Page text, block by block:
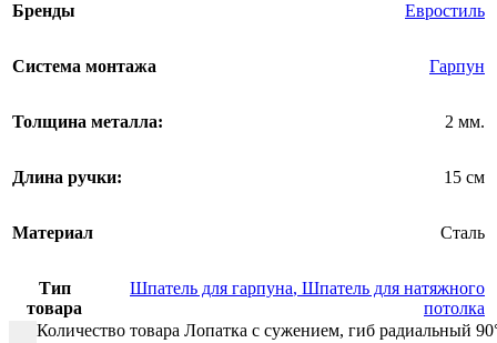
Бренды Евростиль
Система монтажа Гарпун
Толщина металла: 2 мм.
Длина ручки: 15 см
Материал Сталь
Тип
товара
Шпатель для гарпуна, Шпатель для натяжного
потолка
Количество товара Лопатка с сужением, гиб радиальный